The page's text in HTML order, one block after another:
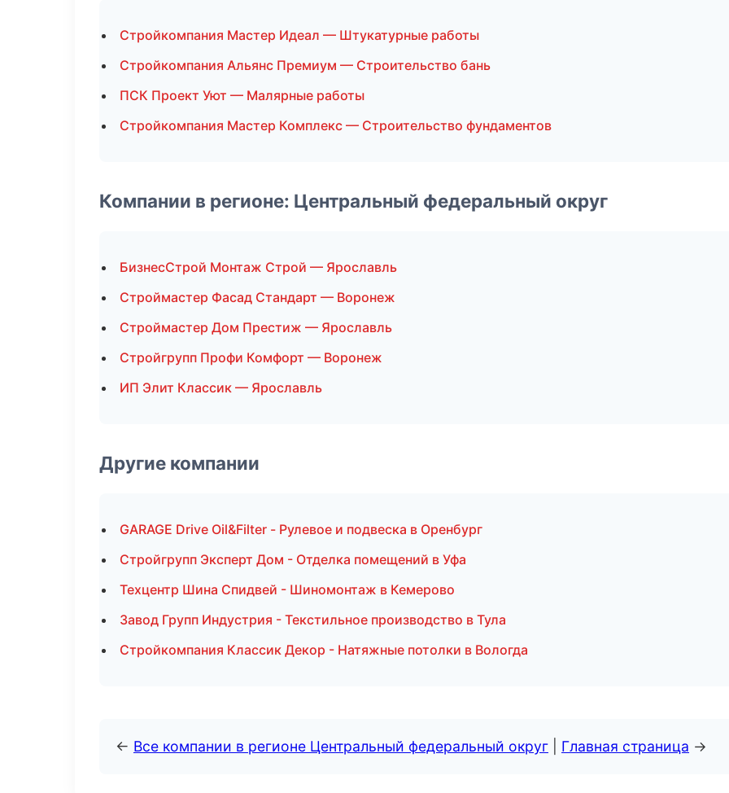
Стройкомпания Мастер Идеал — Штукатурные работы
Стройкомпания Альянс Премиум — Строительство бань
ПСК Проект Уют — Малярные работы
Стройкомпания Мастер Комплекс — Строительство фундаментов
Компании в регионе: Центральный федеральный округ
БизнесСтрой Монтаж Строй — Ярославль
Строймастер Фасад Стандарт — Воронеж
Строймастер Дом Престиж — Ярославль
Стройгрупп Профи Комфорт — Воронеж
ИП Элит Классик — Ярославль
Другие компании
GARAGE Drive Oil&Filter - Рулевое и подвеска в Оренбург
Стройгрупп Эксперт Дом - Отделка помещений в Уфа
Техцентр Шина Спидвей - Шиномонтаж в Кемерово
Завод Групп Индустрия - Текстильное производство в Тула
Стройкомпания Классик Декор - Натяжные потолки в Вологда
← Все компании в регионе Центральный федеральный округ Главная страница →